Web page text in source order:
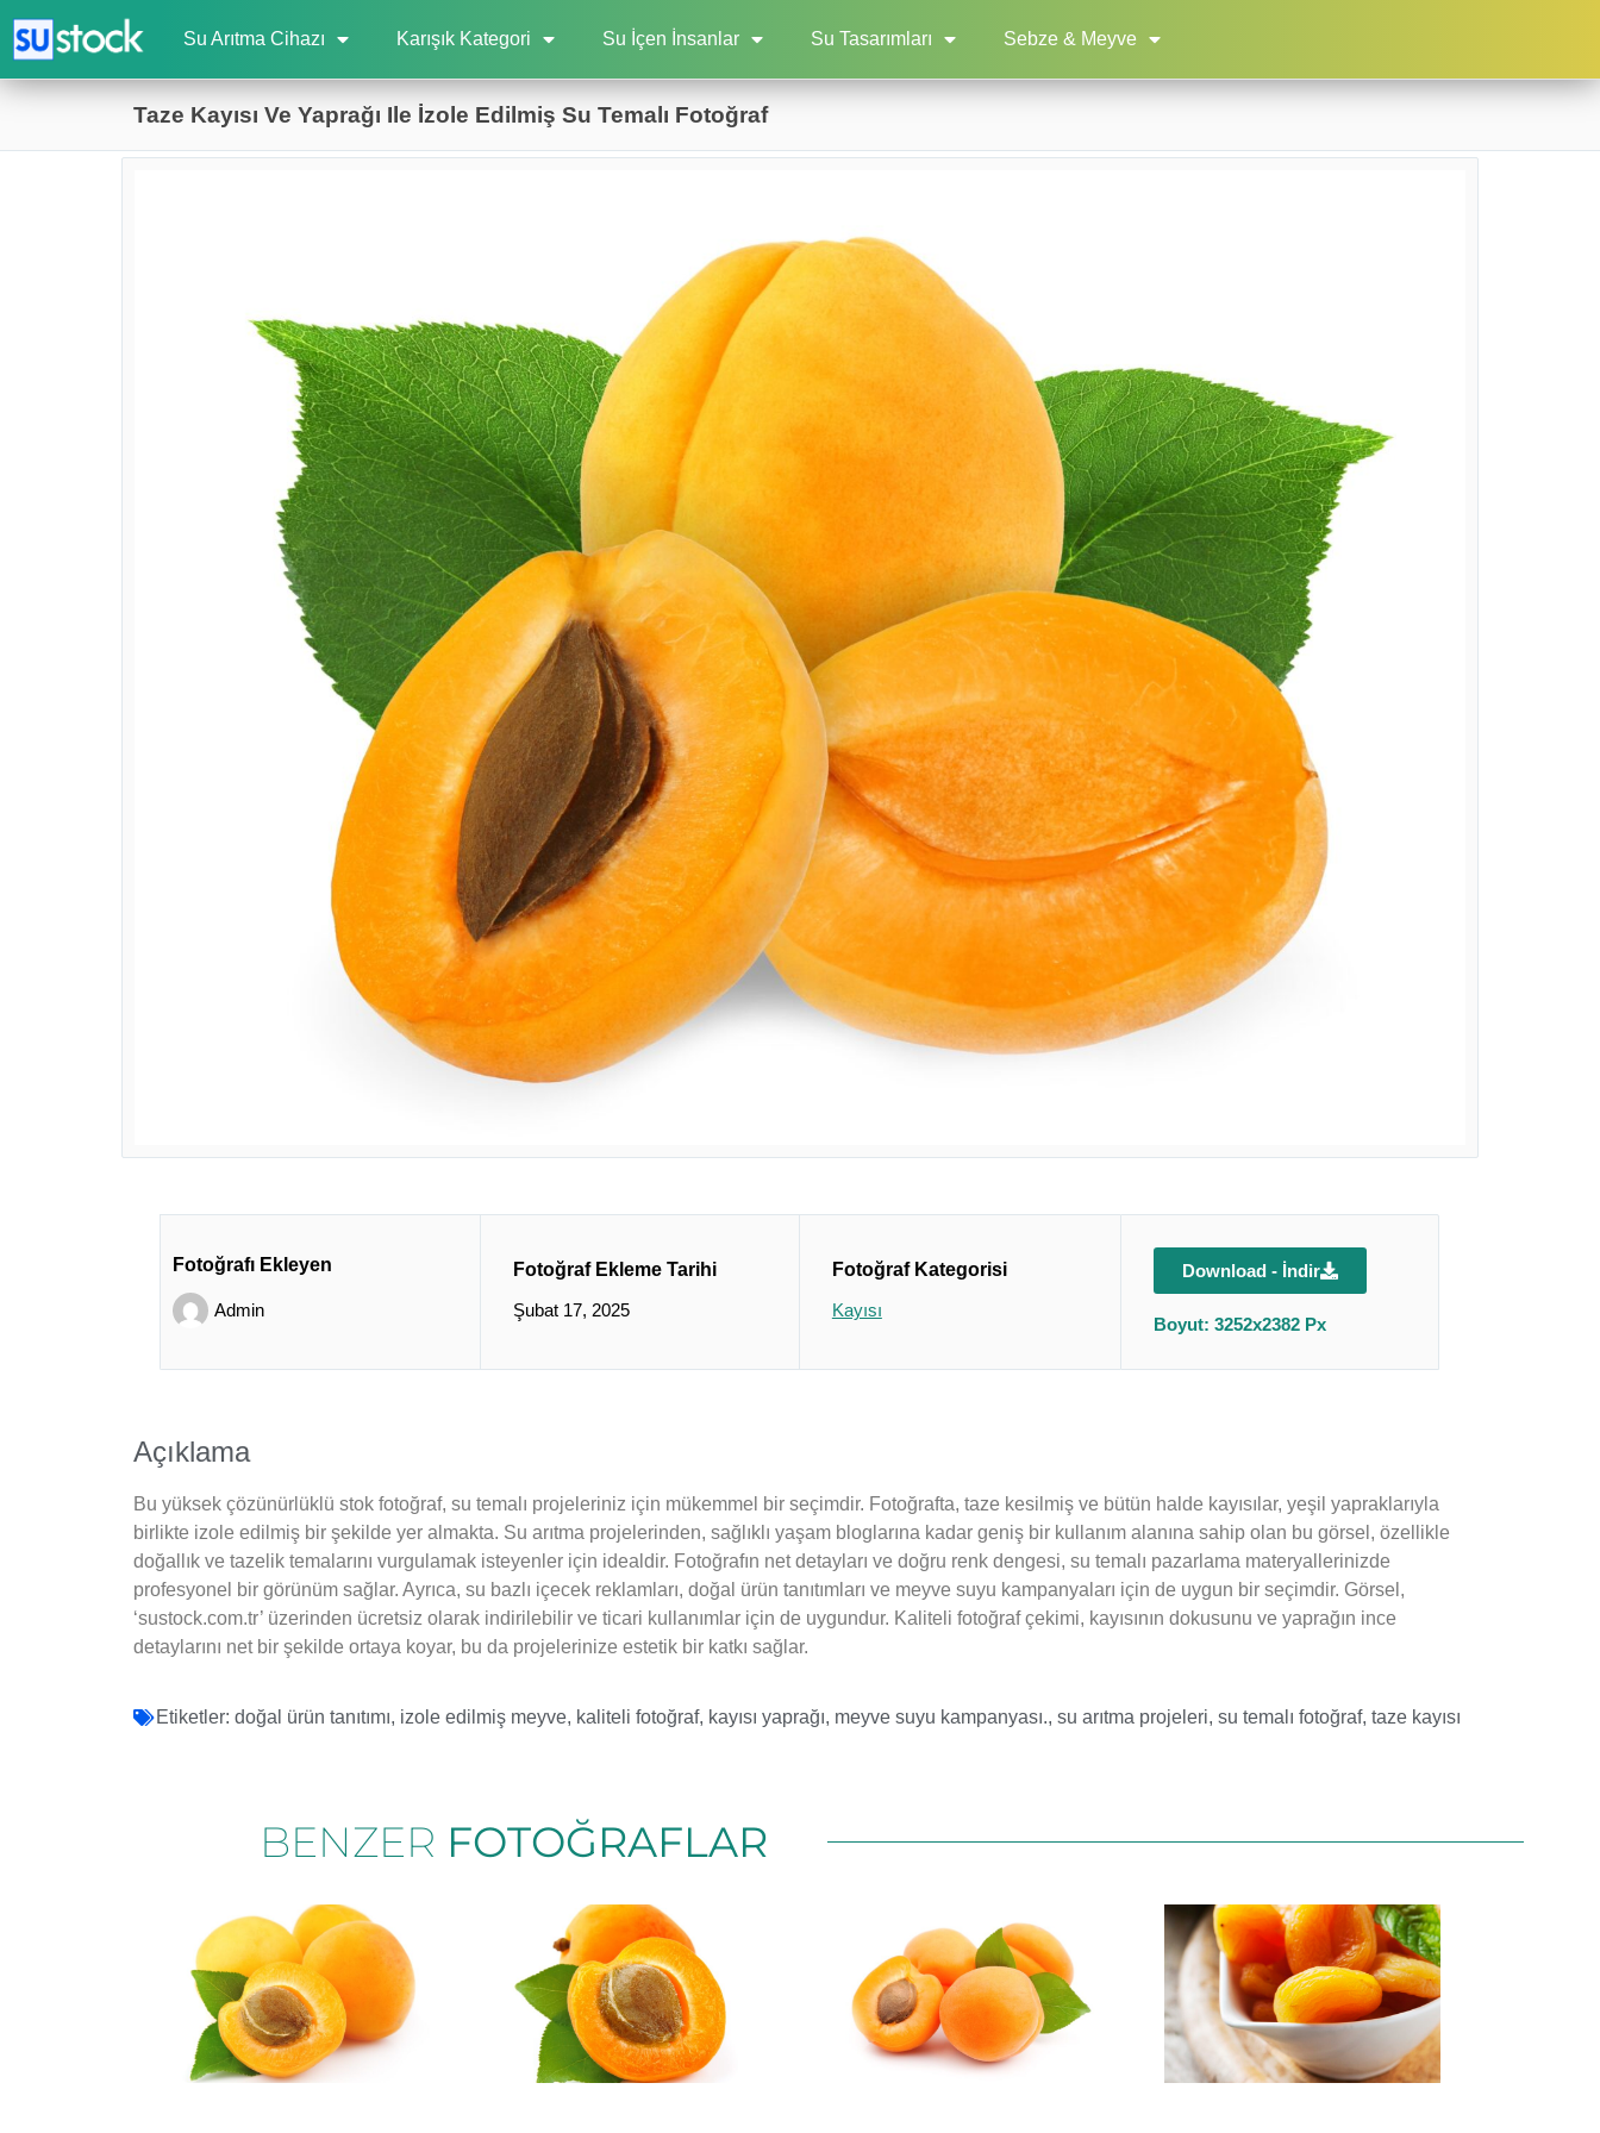
Su Arıtma Cihazı Karışık Kategori Su İçen İnsanlar Su Tasarımları Sebze & Meyve
Taze Kayısı Ve Yaprağı Ile İzole Edilmiş Su Temalı Fotoğraf
Fotoğrafı Ekleyen
Admin
Fotoğraf Ekleme Tarihi
Şubat 17, 2025
Fotoğraf Kategorisi
Kayısı
Download - İndir
Boyut: 3252x2382 Px
Açıklama
Bu yüksek çözünürlüklü stok fotoğraf, su temalı projeleriniz için mükemmel bir seçimdir. Fotoğrafta, taze kesilmiş ve bütün halde kayısılar, yeşil yapraklarıyla
birlikte izole edilmiş bir şekilde yer almakta. Su arıtma projelerinden, sağlıklı yaşam bloglarına kadar geniş bir kullanım alanına sahip olan bu görsel, özellikle
doğallık ve tazelik temalarını vurgulamak isteyenler için idealdir. Fotoğrafın net detayları ve doğru renk dengesi, su temalı pazarlama materyallerinizde
profesyonel bir görünüm sağlar. Ayrıca, su bazlı içecek reklamları, doğal ürün tanıtımları ve meyve suyu kampanyaları için de uygun bir seçimdir. Görsel,
‘sustock.com.tr’ üzerinden ücretsiz olarak indirilebilir ve ticari kullanımlar için de uygundur. Kaliteli fotoğraf çekimi, kayısının dokusunu ve yaprağın ince
detaylarını net bir şekilde ortaya koyar, bu da projelerinize estetik bir katkı sağlar.
Etiketler: doğal ürün tanıtımı, izole edilmiş meyve, kaliteli fotoğraf, kayısı yaprağı, meyve suyu kampanyası., su arıtma projeleri, su temalı fotoğraf, taze kayısı
BENZER FOTOĞRAFLAR